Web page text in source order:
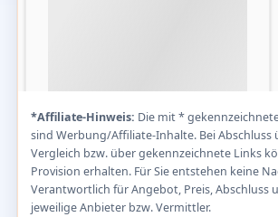
*Affiliate-Hinweis: Die mit *
sind Werbung/Affiliate-Inhalte. Bei Abschluss
Vergleich bzw. über gekennzeichnete Links
Provision erhalten. Für Sie entstehen keine
Verantwortlich für Angebot, Preis, Abschluss
jeweilige Anbieter bzw. Vermittler.